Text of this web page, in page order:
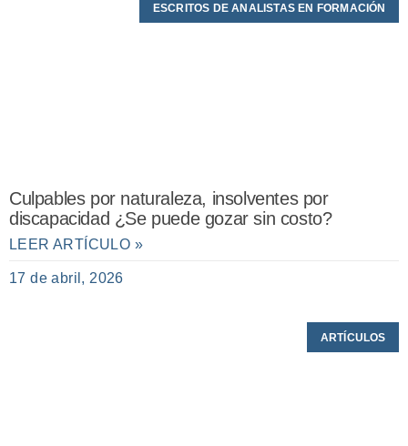
ESCRITOS DE ANALISTAS EN FORMACIÓN
Culpables por naturaleza, insolventes por
discapacidad ¿Se puede gozar sin costo?
LEER ARTÍCULO »
17 de abril, 2026
ARTÍCULOS